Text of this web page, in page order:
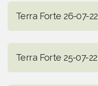
Terra Forte 26-07-22
Terra Forte 25-07-22